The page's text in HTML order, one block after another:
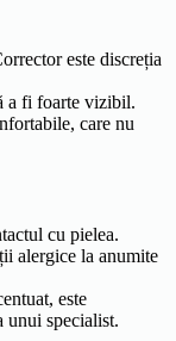
este discreția
a fi foarte vizibil.
care nu
cu pielea.
alergice la anumite
este
unui specialist.